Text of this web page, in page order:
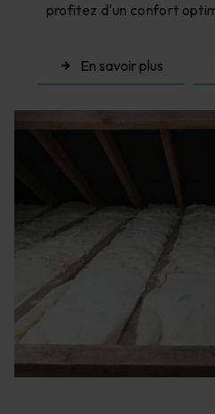
profitez d'un confort
En savoir plus